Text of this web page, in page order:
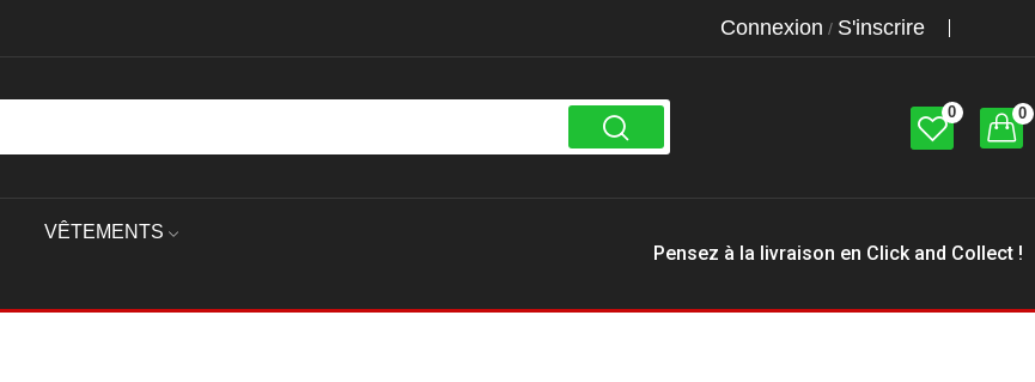
Connexion / S'inscrire
0 0
VÊTEMENTS
Pensez à la livraison en Click and Collect !